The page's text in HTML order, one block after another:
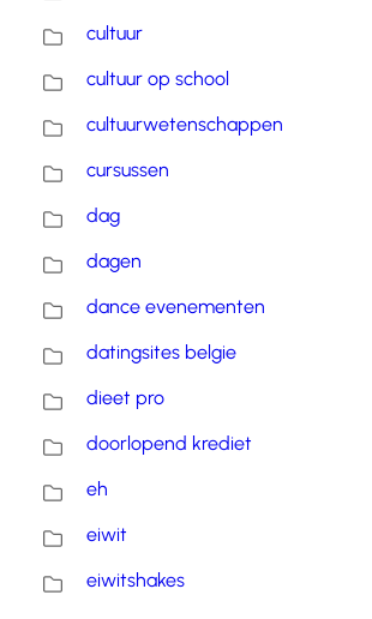
cultuur
cultuur op school
cultuurwetenschappen
cursussen
dag
dagen
dance evenementen
datingsites belgie
dieet pro
doorlopend krediet
eh
eiwit
eiwitshakes